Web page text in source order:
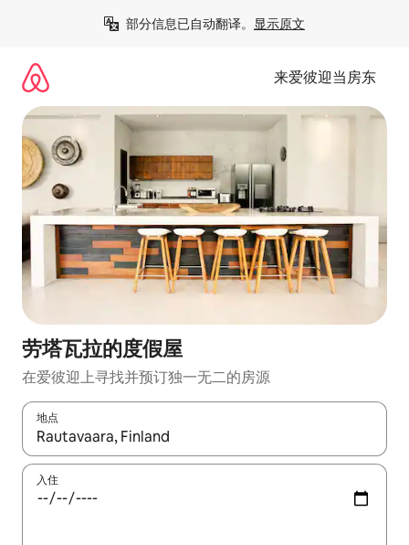
部分信息已自动翻译。 显示原文
来爱彼迎当房东
劳塔瓦拉的度假屋
在爱彼迎上寻找并预订独一无二的房源
地点
如有搜索结果，请使用上下方向键查看，或通过点击或滑动手势
入住